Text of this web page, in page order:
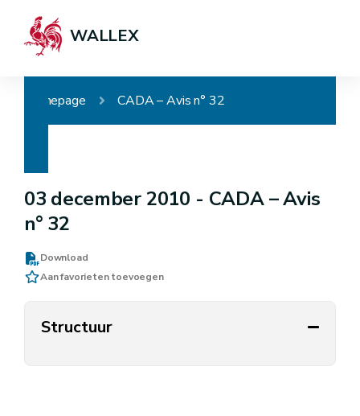
WALLEX
Homepage CADA – Avis n° 32
03 december 2010 - CADA – Avis
n° 32
Download
Aan favorieten toevoegen
Structuur